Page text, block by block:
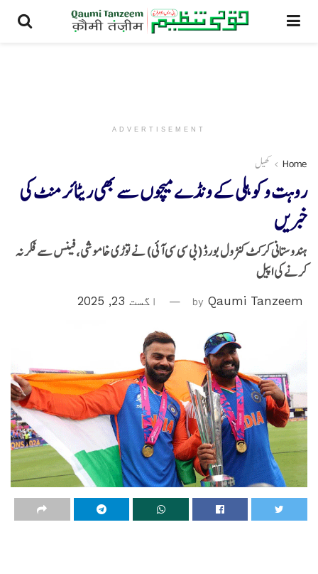
ADVERTISEMENT
Home کھیل
روہت وکوہلی کے ونڈے میچوں سے بھی ریٹائرمنٹ کی
خبریں
ہندوستانی کرکٹ کنٹرول بورڈ (بی سی سی آئی) نے توڑی خاموشی، فینس سے فکر نہ
کرنے کی اپیل
by Qaumi Tanzeem اگست 23, 2025